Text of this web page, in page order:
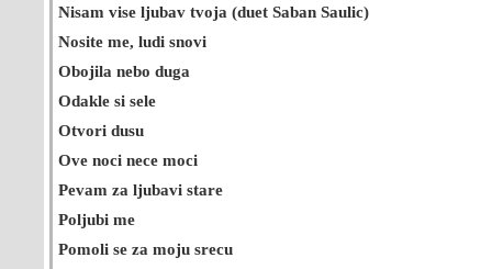
Nisam vise ljubav tvoja (duet Saban Saulic)
Nosite me, ludi snovi
Obojila nebo duga
Odakle si sele
Otvori dusu
Ove noci nece moci
Pevam za ljubavi stare
Poljubi me
Pomoli se za moju srecu